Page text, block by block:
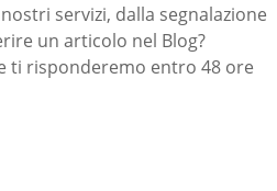
servizi, dalla segnalazione
un articolo nel Blog?
ti risponderemo entro 48 ore